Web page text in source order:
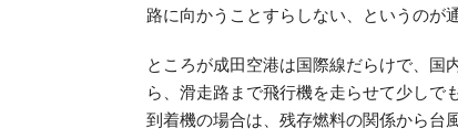
路に向かうことすらしない、というのが
ところが成田空港は国際線だらけで、国
ら、滑走路まで飛行機を走らせて少しで
到着機の場合は、残存燃料の関係から台